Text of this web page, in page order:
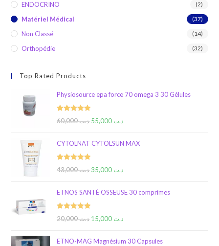
ENDOCRINO (2)
Matériel Médical (37)
Non Classé (14)
Orthopédie (32)
Top Rated Products
Physiosource epa force 70 omega 3 30 Gélules
Rated5.00د.ت60,000 د.ت
CYTOLNAT CYTOLSUN MAX
Rated5.00د.ت43,000 د.ت
ETNOS SANTÉ OSSEUSE 30 comprimes
Rated5.00د.ت20,000 د.ت
ETNO-MAG Magnésium 30 Capsules